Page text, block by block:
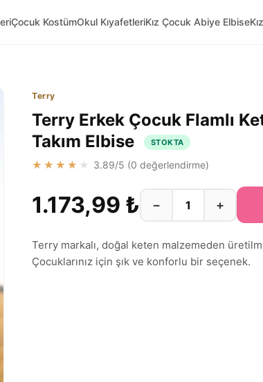
Çocuk KostümOkul KıyafetleriKız Çocuk Abiye Elbise
Terry
Terry Erkek Çocuk Flamlı
Takım Elbise
STOKTA
★★★★★ 3.89/5 (0 değerlendirme)
1.173,99 ₺ − +
Terry markalı, doğal keten malzemeden
Çocuklarınız için şık ve konforlu bir seçenek.